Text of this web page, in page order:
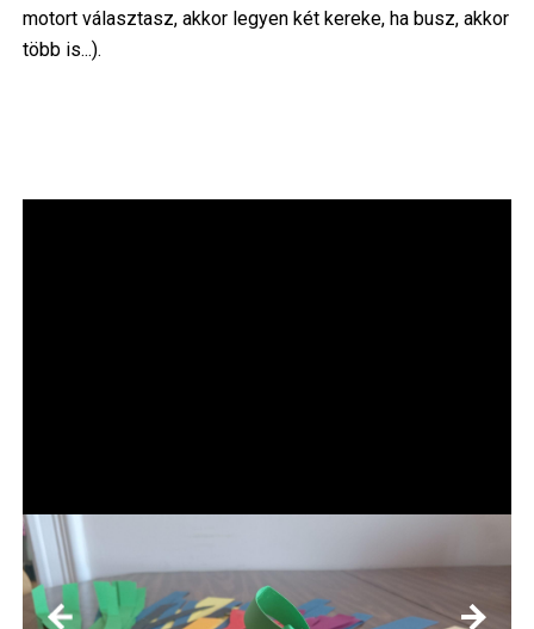
motort választasz, akkor legyen két kereke, ha busz, akkor
több is...).